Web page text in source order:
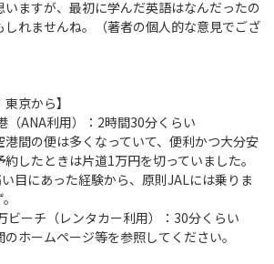
ますが、最初に学んだ英語はなんだったの
しれませんね。（著者の個人的な意見でござ
京から】
ANA利用）：2時間30分くらい
間の便は多くなっていて、便利かつ大分安
したときは片道1万円を切っていました。
目にあった経験から、原則JALには乗りま
ーチ（レンタカー利用）：30分くらい
ホームページ等を参照してください。